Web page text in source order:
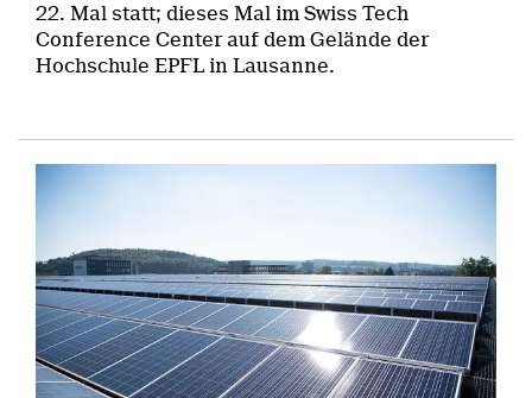
22. Mal statt; dieses Mal im Swiss Tech
Conference Center auf dem Gelände der
Hochschule EPFL in Lausanne.